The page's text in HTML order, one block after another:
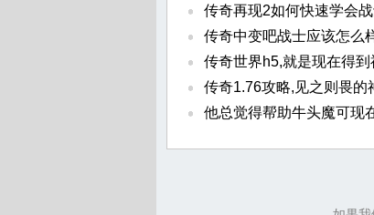
传奇再现2如何快速学会
传奇中变吧战士应该怎么
传奇世界h5,就是现在得
传奇1.76攻略,见之则畏的
他总觉得帮助牛头魔可现